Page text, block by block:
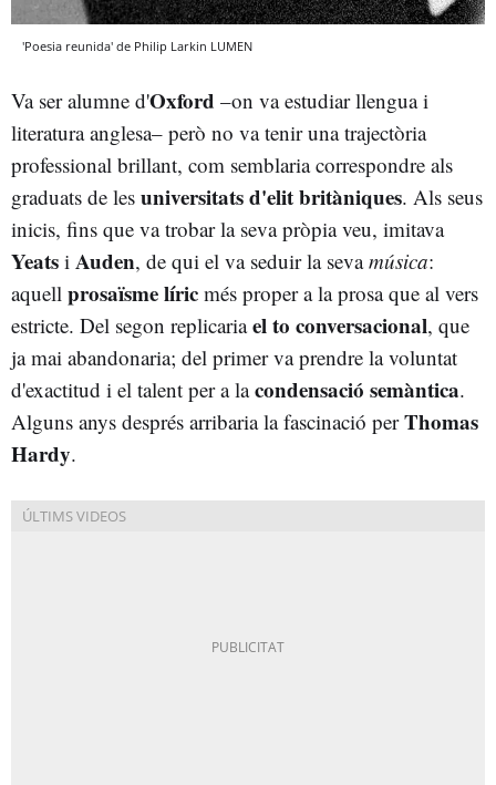
'Poesia reunida' de Philip Larkin LUMEN
Va ser alumne d'Oxford –on va estudiar llengua i
literatura anglesa– però no va tenir una trajectòria
professional brillant, com semblaria correspondre als
graduats de les universitats d'elit britàniques. Als seus
inicis, fins que va trobar la seva pròpia veu, imitava
Yeats i Auden, de qui el va seduir la sevamúsica:
aquell prosaïsme líric més proper a la prosa que al vers
estricte. Del segon replicariael to conversacional, que
ja mai abandonaria; del primer va prendre la voluntat
d'exactitud i el talent per a lacondensació semàntica.
Alguns anys després arribaria la fascinació perThomas
Hardy.